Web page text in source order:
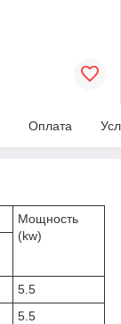
Оплата
Мощность
(kw)
5.5
5.5